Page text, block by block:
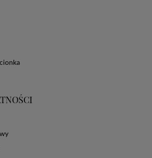
na stronie, zbieranie
dla celów reklamowych i
zmiany ustawień w przeglądarce
w urządzeniu końcowym każdego
użytkownik nie wyraża zgody na
cookies.